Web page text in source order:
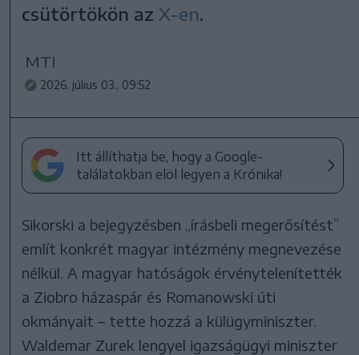
csütörtökön az X-en.
MTI
2026. július 03., 09:52
Itt állíthatja be, hogy a Google-
találatokban elöl legyen a Krónika!
Sikorski a bejegyzésben „írásbeli megerősítést”
említ konkrét magyar intézmény megnevezése
nélkül. A magyar hatóságok érvénytelenítették
a Ziobro házaspár és Romanowski úti
okmányait – tette hozzá a külügyminiszter.
Waldemar Zurek lengyel igazságügyi miniszter